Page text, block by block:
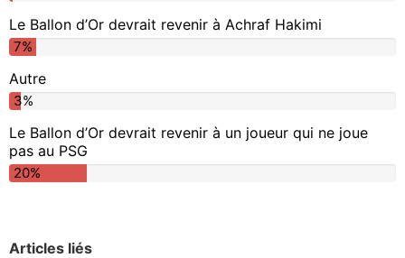
Le Ballon d’Or devrait revenir à Achraf Hakimi
7%
Autre
3%
Le Ballon d’Or devrait revenir à un joueur qui ne joue
pas au PSG
20%
Articles liés